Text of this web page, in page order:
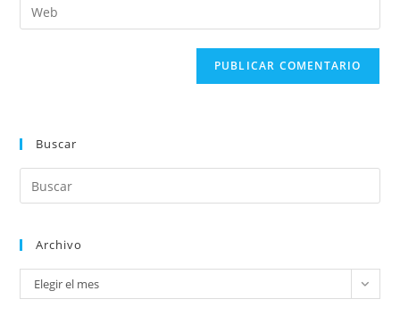
Buscar
Archivo
Elegir el mes